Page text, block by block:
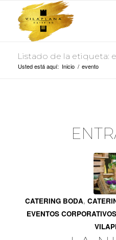
Listado de la etiqueta:
Usted está aquí: Inicio / evento
CATERING BODA,
EVENTOS CORPORATIVOS